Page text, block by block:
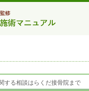
する相談はらくだ接骨院まで